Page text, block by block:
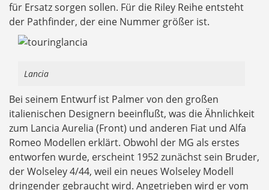
für Ersatz sorgen sollen. Für die Riley Reihe entsteht
der Pathfinder, der eine Nummer größer ist.
Lancia
Bei seinem Entwurf ist Palmer von den großen
italienischen Designern beeinflußt, was die Ähnlichkeit
zum Lancia Aurelia (Front) und anderen Fiat und Alfa
Romeo Modellen erklärt. Obwohl der MG als erstes
entworfen wurde, erscheint 1952 zunächst sein Bruder,
der Wolseley 4/44, weil ein neues Wolseley Modell
dringender gebraucht wird. Angetrieben wird er vom